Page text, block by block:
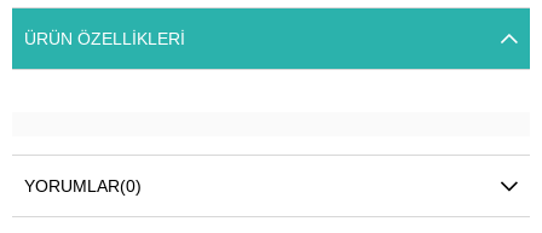
ÜRÜN ÖZELLIKLERI
YORUMLAR(0)